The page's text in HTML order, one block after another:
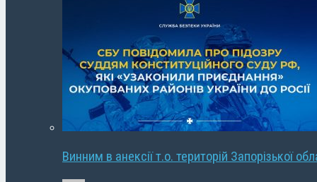
Винним в анексії т.о. територій Запорізької